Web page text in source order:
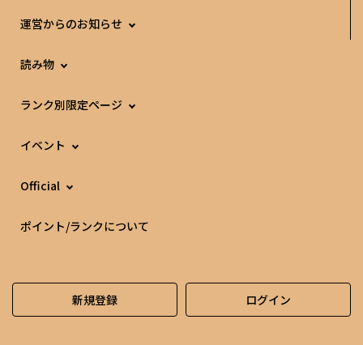
運営からのお知らせ
読み物
ランク別限定ページ
イベント
Official
ポイント/ランクについて
新規登録 ログイン